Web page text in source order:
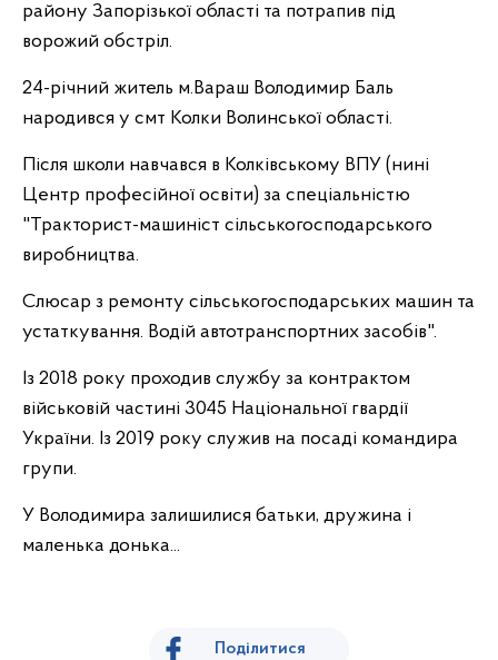
району Запорізької області та потрапив під
ворожий обстріл.
24-річний житель м.Вараш Володимир Баль
народився у смт Колки Волинської області.
Після школи навчався в Колківському ВПУ (нині
Центр професійної освіти) за спеціальністю
"Тракторист-машиніст сільськогосподарського
виробництва.
Слюсар з ремонту сільськогосподарських машин та
устаткування. Водій автотранспортних засобів".
Із 2018 року проходив службу за контрактом
військовій частині 3045 Національної гвардії
України. Із 2019 року служив на посаді командира
групи.
У Володимира залишилися батьки, дружина і
маленька донька...
Поділитися